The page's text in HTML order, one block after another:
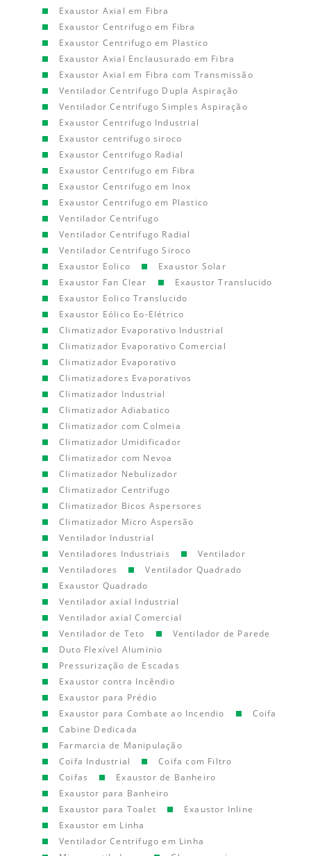
Exaustor Axial em Fibra
Exaustor Centrifugo em Fibra
Exaustor Centrifugo em Plastico
Exaustor Axial Enclausurado em Fibra
Exaustor Axial em Fibra com Transmissão
Ventilador Centrifugo Dupla Aspiração
Ventilador Centrifugo Simples Aspiração
Exaustor Centrifugo Industrial
Exaustor centrifugo siroco
Exaustor Centrifugo Radial
Exaustor Centrifugo em Fibra
Exaustor Centrifugo em Inox
Exaustor Centrifugo em Plastico
Ventilador Centrifugo
Ventilador Centrifugo Radial
Ventilador Centrifugo Siroco
Exaustor Eolico
Exaustor Solar
Exaustor Fan Clear
Exaustor Translucido
Exaustor Eolico Translucido
Exaustor Eólico Eo-Elétrico
Climatizador Evaporativo Industrial
Climatizador Evaporativo Comercial
Climatizador Evaporativo
Climatizadores Evaporativos
Climatizador Industrial
Climatizador Adiabatico
Climatizador com Colmeia
Climatizador Umidificador
Climatizador com Nevoa
Climatizador Nebulizador
Climatizador Centrifugo
Climatizador Bicos Aspersores
Climatizador Micro Aspersão
Ventilador Industrial
Ventiladores Industriais
Ventilador
Ventiladores
Ventilador Quadrado
Exaustor Quadrado
Ventilador axial Industrial
Ventilador axial Comercial
Ventilador de Teto
Ventilador de Parede
Duto Flexível Aluminio
Pressurização de Escadas
Exaustor contra Incêndio
Exaustor para Prédio
Exaustor para Combate ao Incendio
Coifa
Cabine Dedicada
Farmarcia de Manipulação
Coifa Industrial
Coifa com Filtro
Coifas
Exaustor de Banheiro
Exaustor para Banheiro
Exaustor para Toalet
Exaustor Inline
Exaustor em Linha
Ventilador Centrifugo em Linha